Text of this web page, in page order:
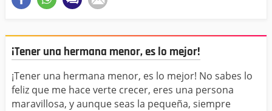
¡Tener una hermana menor, es lo mejor!
¡Tener una hermana menor, es lo mejor! No sabes lo
feliz que me hace verte crecer, eres una persona
maravillosa, y aunque seas la pequeña, siempre